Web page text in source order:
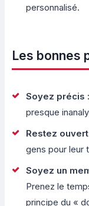
personnalisé.
Les bonnes
Soyez précis :
presque
Restez
gens pour leur
Soyez un
Prenez le
principe du «